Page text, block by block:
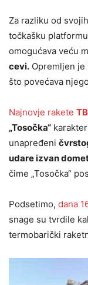
Za razliku od
točkašku platformu
omogućava veću
cevi. Opremljen je
što povećava
Najnovje rakete
„Tosočka“
unapređeni
udare izvan
čime „Tosočka“
Podsetimo, dana
snage su tvrdile
termobarički